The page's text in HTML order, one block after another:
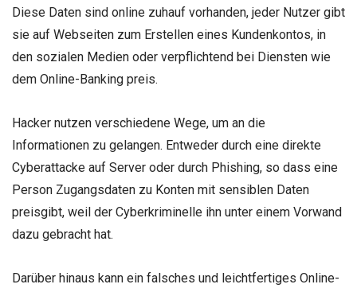
Diese Daten sind online zuhauf vorhanden, jeder Nutzer gibt
sie auf Webseiten zum Erstellen eines Kundenkontos, in
den sozialen Medien oder verpflichtend bei Diensten wie
dem Online-Banking preis.
Hacker nutzen verschiedene Wege, um an die
Informationen zu gelangen. Entweder durch eine direkte
Cyberattacke auf Server oder durch Phishing, so dass eine
Person Zugangsdaten zu Konten mit sensiblen Daten
preisgibt, weil der Cyberkriminelle ihn unter einem Vorwand
dazu gebracht hat.
Darüber hinaus kann ein falsches und leichtfertiges Online-